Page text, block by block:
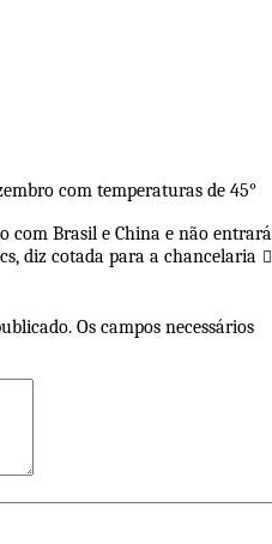
com temperaturas de 45°
com Brasil e China e não entrará
diz cotada para a chancelaria
Os campos necessários